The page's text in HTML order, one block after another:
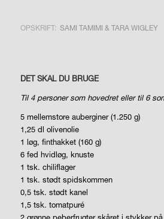
OPSKRIFT: SAMI TAMIMI & TARA WIGLEY
DET SKAL DU BRUGE
Til 4 personer som hovedret eller til 6
5 mellemstore auberginer (1.250 g)
1,25 dl olivenolie
1 løg, finthakket (160 g)
6 fed hvidløg, knuste
1 tsk. chiliflager
1 tsk. stødt spidskommen
0,5 tsk. stødt kanel
1,5 tsk. tomatpuré